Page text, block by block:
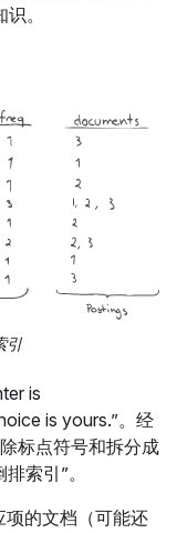
。
引
is
is yours.”。经
标点符号和拆分成
索引”。
项的文档（可能还